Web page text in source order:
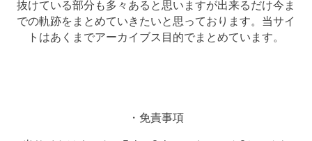
抜けている部分も多々あると思いますが出来るだけ今ま
での軌跡をまとめていきたいと思っております。当サイ
トはあくまでアーカイブス目的でまとめています。
・免責事項